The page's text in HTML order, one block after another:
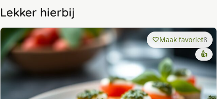
Lekker hierbij
Maak favoriet8
👍